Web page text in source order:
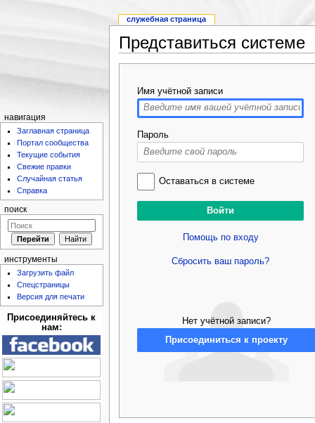
Представиться системе
Имя учётной записи
Пароль
Оставаться в системе
Помощь по входу
Сбросить ваш пароль?
Нет учётной записи?
Присоединиться к проекту
служебная страница
навигация
Заглавная страница
Портал сообщества
Текущие события
Свежие правки
Случайная статья
Справка
поиск
инструменты
Загрузить файл
Спецстраницы
Версия для печати
Присоединяйтесь к
нам: